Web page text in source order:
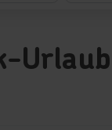
Urlaub